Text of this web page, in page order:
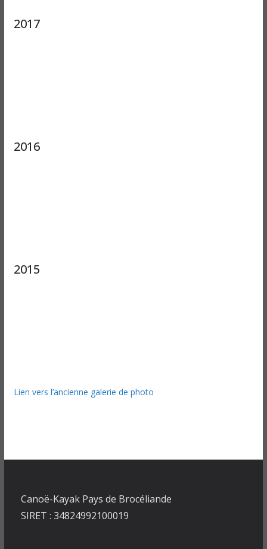
2017
2016
2015
Lien vers l’ancienne galerie de photo
Canoë-Kayak Pays de Brocéliande
SIRET : 34824992100019